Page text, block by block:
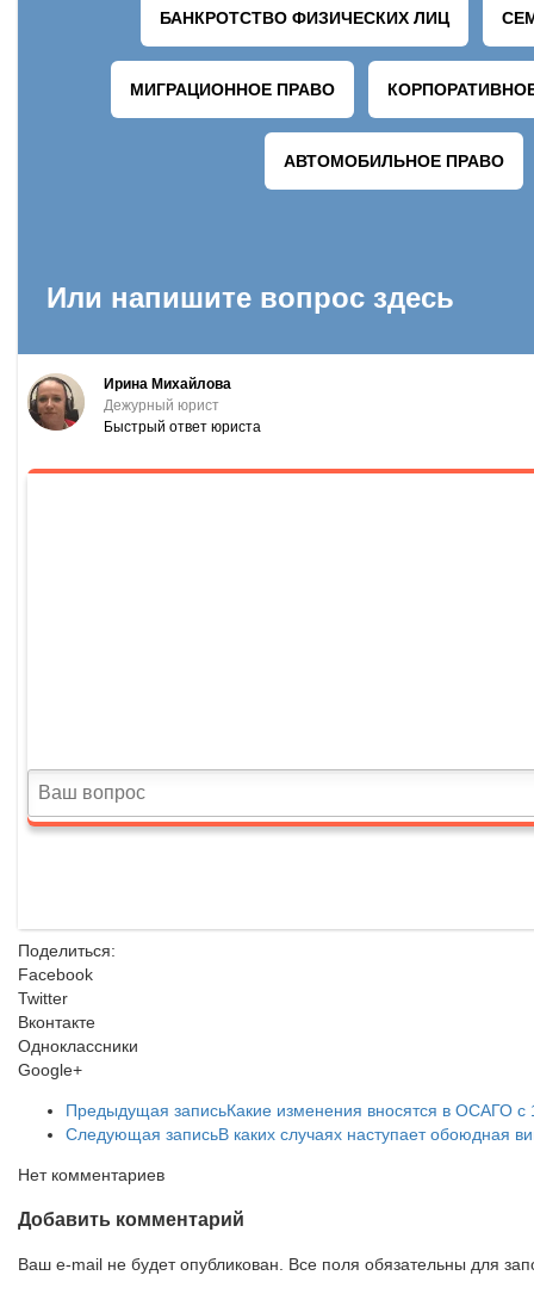
Поделиться:
Facebook
Twitter
Вконтакте
Одноклассники
Google+
Предыдущая записьКакие изменения вносятся в ОСАГО с
Следующая записьВ каких случаях наступает обоюдная
Нет комментариев
Добавить комментарий
Ваш e-mail не будет опубликован. Все поля обязательны для